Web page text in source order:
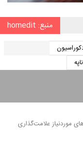
منبع: homedit
موردنیاز علامت‌گذاری